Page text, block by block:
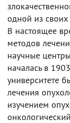
одной из
В настоящее
методов
научные
началась в
университете
лечения
изучением